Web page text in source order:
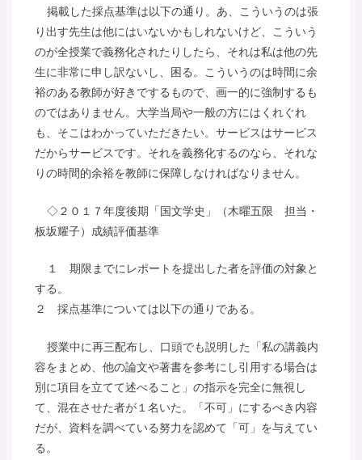
掲載した採点基準は以下の通り。あ、こういうのは張
り出す先生は他にはいないかもしれないけど、こういう
のが全授業で義務化されたりしたら、それは私は他の先
生に非常に申し訳ないし、困る。こういうのは時間に余
裕のある教師が好きでするもので、画一的に強制するも
のではありません。大学当局や一般の方にはくれぐれ
も、そこはわかっていただきたい。サービスはサービス
だからサービスです。それを義務化するのなら、それな
りの時間的余裕を教師に保障しなければなりません。
◇２０１７年度後期「国文学史」（木曜五限 担当・
板坂耀子）成績評価基準
１ 期限までにレポートを提出した者を評価の対象と
する。
２ 採点基準については以下の通りである。
授業中に再三配布し、口頭でも説明した「私の講義内
容をまとめ、他の論文や著書を参考にし引用する場合は
別に項目を立てて述べること」の指示を完全に無視し
て、混在させた者が１名いた。「不可」にするべき内容
だが、資料を調べている努力を認めて「可」を与えてい
る。